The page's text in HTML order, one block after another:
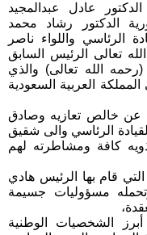
عادل عبدالمجيد
الدكتور رشاد محمد
الرئاسي واللواء ناصر
تعالى الرئيس السابق
الله تعالى) والذي
العربية السعودية
عن خالص تعازيه وصادق
الرئاسي والى شقيق
كافة ومشاطرته لهم
التي قام بها الرئيس هادي
مسؤوليات جسيمة
الشخصيات الوطنية